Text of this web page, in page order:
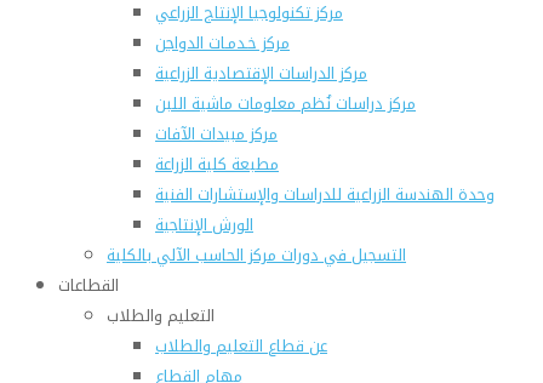
مركز تكنولوجيا الإنتاج الزراعي
مركز خـدمـات الدواجن
مركز الدراسات الإقتصادية الزراعية
مركز دراسات نُظم معلومات ماشية اللبن
مركز مبيدات الآفات
مطبعة كلية الزراعة
وحدة الهندسة الزراعية للدراسات والإستشارات الفنية
الورش الإنتاجية
التسجيل في دورات مركز الحاسب الآلي بالكلية
القطاعات
التعليم والطلاب
عن قطاع التعليم والطلاب
مهام القطاع